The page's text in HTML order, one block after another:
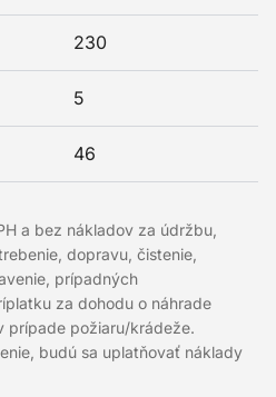
230
5
46
a bez nákladov za údržbu,
dopravu, čistenie,
prípadných
za dohodu o náhrade
prípade požiaru/krádeže.
budú sa uplatňovať náklady